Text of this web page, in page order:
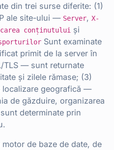
din trei surse diferite: (1)
ale site-ului — Server, X-
conținutului și
Sunt examinate
primit de la server în
TLS — sunt returnate
și zilele rămase; (3)
localizare geografică —
de găzduire, organizarea
determinate prin
de baze de date, de